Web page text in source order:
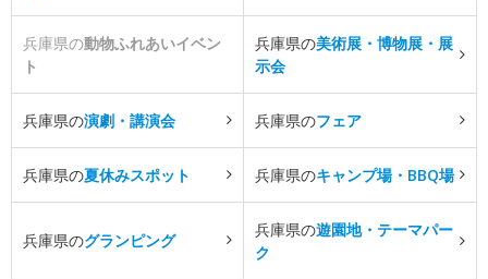
兵庫県の動物ふれあいイベン
ト
兵庫県の美術展・博物展・展
示会
兵庫県の演劇・講演会 兵庫県のフェア
兵庫県の夏休みスポット 兵庫県のキャンプ場・BBQ場
兵庫県のグランピング
兵庫県の遊園地・テーマパー
ク